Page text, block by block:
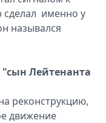
сделал именно у
назывался
Лейтенанта
реконструкцию,
движение